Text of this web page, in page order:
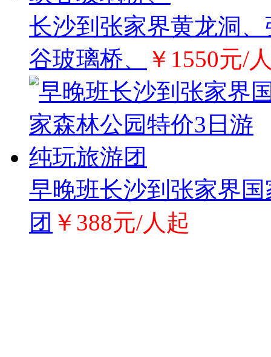
长沙到张家界黄龙洞
谷玻璃桥、
￥1550元/
早晚班长沙到张家界
团 ￥388元/人起